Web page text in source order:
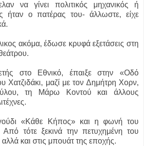
να γίνει πολιτικός μηχανικός ή
ήταν ο πατέρας του- άλλωστε, είχε
ακόμα, έδωσε κρυφά εξετάσεις στη
στο Εθνικό, έπαιξε στην «Οδό
Χατζιδάκι, μαζί με τον Δημήτρη Χορν,
τη Μάρω Κοντού και άλλους
«Κάθε Κήπος» και η φωνή του
Από τότε ξεκινά την πετυχημένη του
και στις μπουάτ της εποχής.